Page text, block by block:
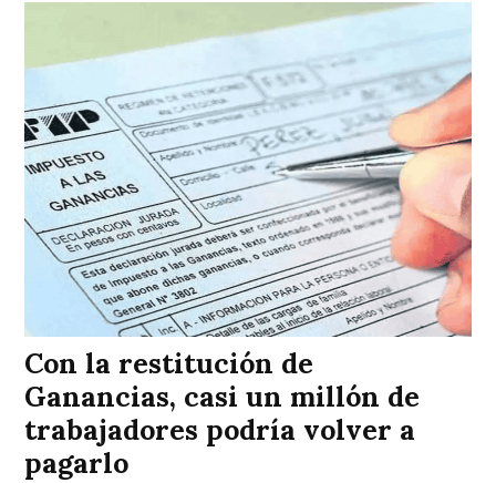
Con la restitución de
Ganancias, casi un millón de
trabajadores podría volver a
pagarlo